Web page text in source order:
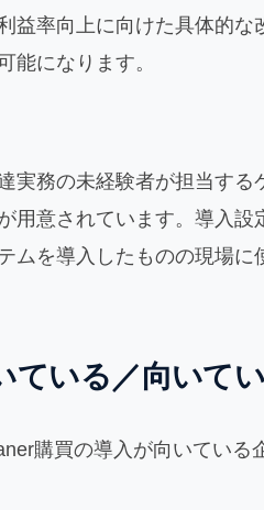
益率向上に向けた具体的
能になります。
実務の未経験者が担当す
用意されています。導入設
ムを導入したものの現場に
ている／向いて
購買の導入が向いている